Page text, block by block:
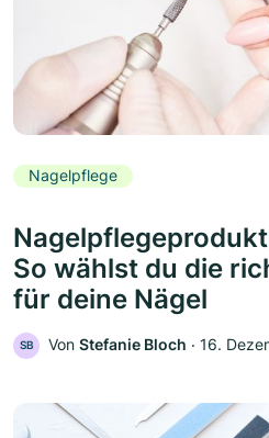
Nagelpflege
So wählst du die
für deine Nägel
SB Von Stefanie Bloch ‧ 16.